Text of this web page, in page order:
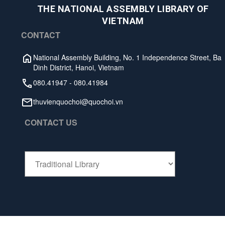
THE NATIONAL ASSEMBLY LIBRARY OF
VIETNAM
CONTACT
National Assembly Building, No. 1 Independence Street, Ba
Dinh District, Hanoi, Vietnam
080.41947 - 080.41984
thuvienquochoi@quochoi.vn
CONTACT US